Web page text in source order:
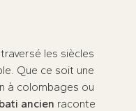
les siècles
Que ce soit une
à colombages ou
bati ancien raconte